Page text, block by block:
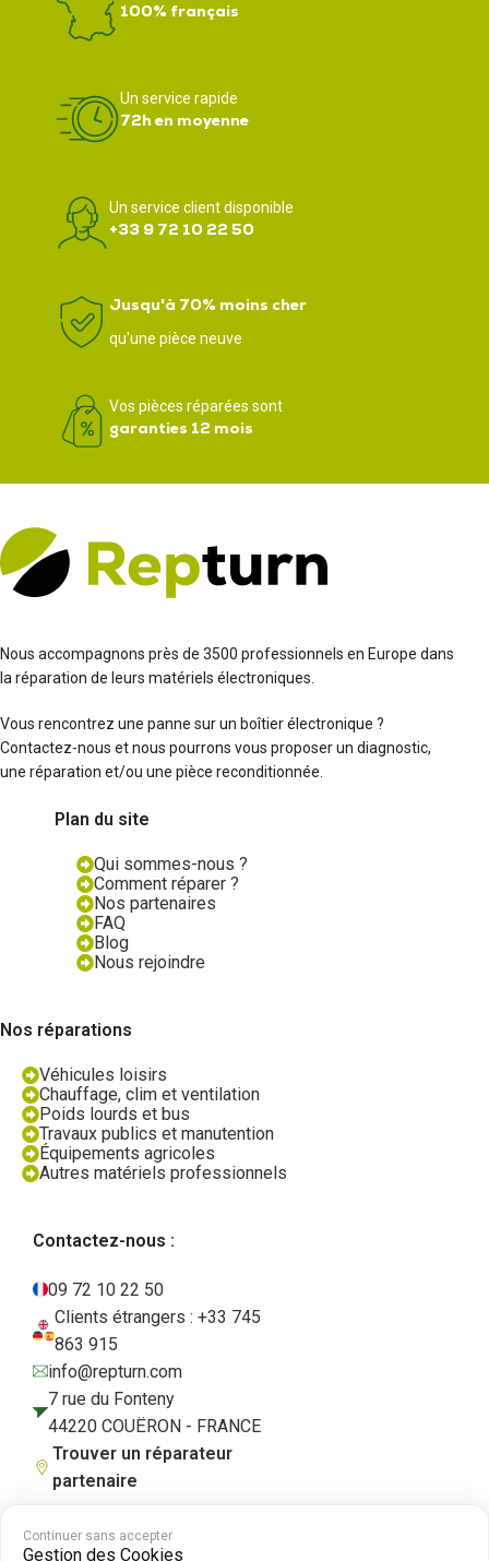
100% français
Un service rapide
72h en moyenne
Un service client disponible
+33 9 72 10 22 50
Jusqu'à 70% moins cher
qu'une pièce neuve
Vos pièces réparées sont
garanties 12 mois
Nous accompagnons près de 3500 professionnels en Europe dans
la réparation de leurs matériels électroniques.
Vous rencontrez une panne sur un boîtier électronique ?
Contactez-nous et nous pourrons vous proposer un diagnostic,
une réparation et/ou une pièce reconditionnée.
Plan du site
Qui sommes-nous ?
Comment réparer ?
Nos partenaires
FAQ
Blog
Nous rejoindre
Nos réparations
Véhicules loisirs
Chauffage, clim et ventilation
Poids lourds et bus
Travaux publics et manutention
Équipements agricoles
Autres matériels professionnels
Contactez-nous :
09 72 10 22 50
Clients étrangers : +33 745
863 915
info@repturn.com
7 rue du Fonteny
44220 COUËRON - FRANCE
Trouver un réparateur
partenaire
Continuer sans accepter
Gestion des Cookies